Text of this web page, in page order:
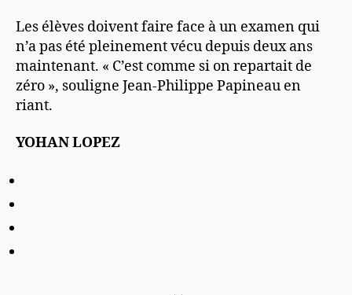
Les élèves doivent faire face à un examen qui
n’a pas été pleinement vécu depuis deux ans
maintenant. « C’est comme si on repartait de
zéro », souligne Jean-Philippe Papineau en
riant.
YOHAN LOPEZ